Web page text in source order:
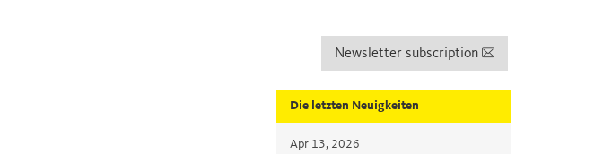
Newsletter subscription
Die letzten Neuigkeiten
Apr 13, 2026